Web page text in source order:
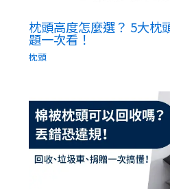
枕頭高度怎麼選？ 5大枕
題一次看！
枕頭